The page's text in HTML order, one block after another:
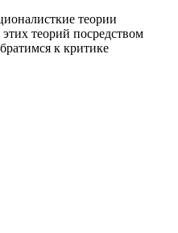
теории
теорий посредством
к критике